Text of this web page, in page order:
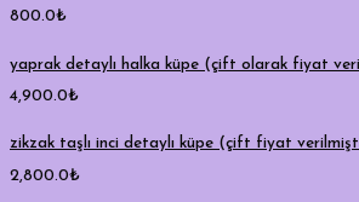
800.0₺
yaprak detaylı halka küpe (çift olarak fiyat
4,900.0₺
zikzak taşlı inci detaylı küpe (çift fiyat
2,800.0₺